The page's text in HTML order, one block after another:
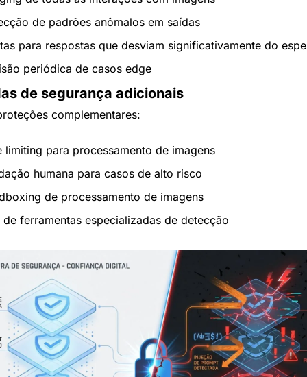
de padrões anômalos em saídas
para respostas que desviam significativamente do
periódica de casos edge
de segurança adicionais
complementares:
limiting para processamento de imagens
humana para casos de alto risco
de processamento de imagens
de ferramentas especializadas de detecção